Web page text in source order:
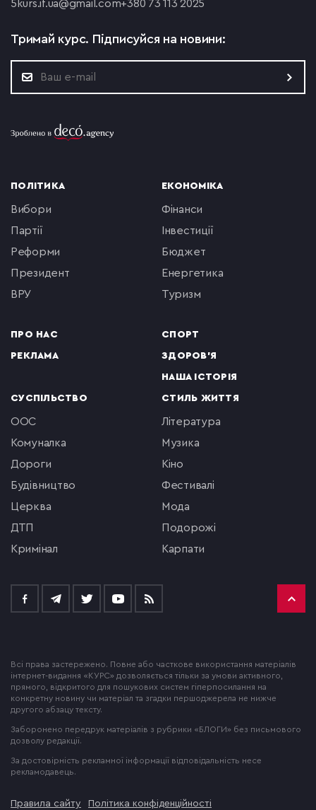
5 kurs.if.ua@gmail.com+380 73 113 2025
Тримай курс. Підписуйся на новини:
ПОЛІТИКА
вибори
партії
реформи
президент
ВРУ
ПРО НАС
РЕКЛАМА
ЕКОНОМІКА
фінанси
інвестиції
бюджет
енергетика
туризм
СПОРТ
ЗДОРОВ'Я
НАША ІСТОРІЯ
СУСПІЛЬСТВО
ООС
комуналка
Дороги
будівництво
церква
ДТП
кримінал
СТИЛЬ ЖИТТЯ
література
музика
кіно
фестивалі
мода
подорожі
Карпати
Всі права застережено. Повне або часткове використання матеріалів
інтернет-видання «КУРС» дозволяється тільки за умови активного,
прямого, відкритого для пошукових систем гіперпосилання на
конкретну новину чи матеріал та згадки першоджерела не нижче
другого абзацу тексту.
Заборонено передрук матеріалів з рубрики «БЛОГИ» без письмового
дозволу редакції.
За достовірність рекламної інформації відповідальність несе
рекламодавець.
Правила сайту Політика конфіденційності